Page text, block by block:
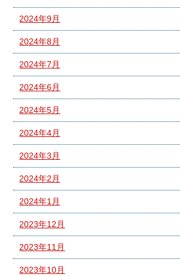
2024年9月
2024年8月
2024年7月
2024年6月
2024年5月
2024年4月
2024年3月
2024年2月
2024年1月
2023年12月
2023年11月
2023年10月